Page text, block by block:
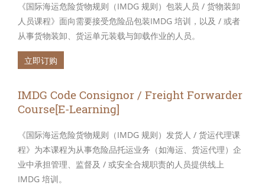
《国际海运危险货物规则（IMDG 规则）包装人员 / 货物装卸
人员课程》面向需要接受危险品包装IMDG 培训，以及 / 或者
从事货物装卸、货运单元装载与卸载作业的人员。
立即订购
IMDG Code Consignor / Freight Forwarder
Course[E-Learning]
《国际海运危险货物规则（IMDG 规则）发货人 / 货运代理课
程》为本课程为从事危险品托运业务（如海运、货运代理）企
业中承担管理、监督及 / 或安全合规职责的人员提供线上
IMDG 培训。